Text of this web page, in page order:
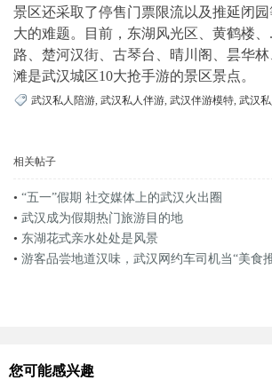
景区还采取了停售门票限流以及推延闭
大的难题。目前，东湖风光区、黄鹤楼
路、楚河汉街、古琴台、晴川阁、昙华
滩是武汉城区10大抢手游的景区景点。
武汉私人陪游, 武汉私人伴游, 武汉伴游模特, 武汉
相关帖子
• “五一”假期 社交媒体上的武汉火出圈
• 武汉成为假期热门旅游目的地
• 东湖花式亲水处处是风景
• 游客品尝地道汉味，武汉网约车司机当“美食
您可能感兴趣